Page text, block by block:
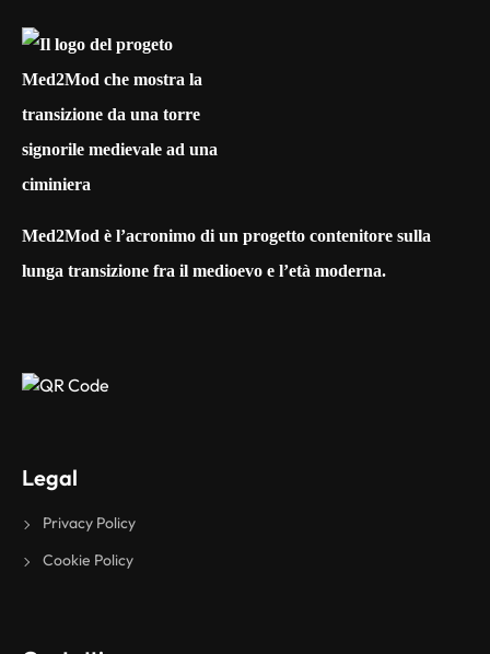
Med2Mod è l’acronimo di un progetto contenitore sulla
lunga transizione fra il medioevo e l’età moderna.
Legal
Privacy Policy
Cookie Policy